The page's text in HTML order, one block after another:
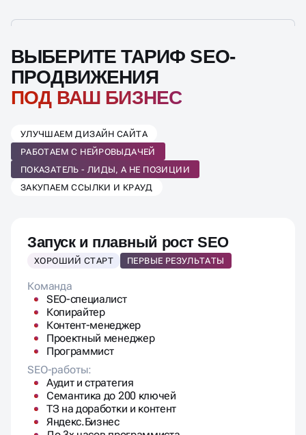
ВЫБЕРИТЕ ТАРИФ SEO-
ПРОДВИЖЕНИЯ
ПОД ВАШ БИЗНЕС
УЛУЧШАЕМ ДИЗАЙН САЙТА
РАБОТАЕМ С НЕЙРОВЫДАЧЕЙ
ПОКАЗАТЕЛЬ - ЛИДЫ, А НЕ ПОЗИЦИИ
ЗАКУПАЕМ ССЫЛКИ И КРАУД
Запуск и плавный рост SEO
ХОРОШИЙ СТАРТ ПЕРВЫЕ РЕЗУЛЬТАТЫ
SEO-специалист
Копирайтер
Контент-менеджер
Проектный менеджер
Программист
SEO-работы:
Аудит и стратегия
Семантика до 200 ключей
ТЗ на доработки и контент
Яндекс.Бизнес
До 3х часов программиста